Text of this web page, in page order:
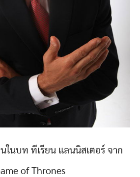
ในบท ทีเรียน แลนนิสเตอร์ จาก
of Thrones